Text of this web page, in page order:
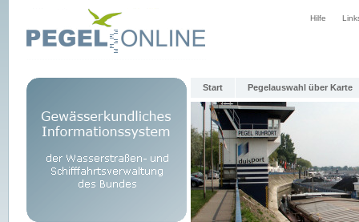
Hilfe
Start Pegelauswahl über Karte